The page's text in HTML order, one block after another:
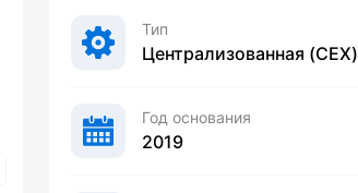
Тип
Централизованная (CEX)
Год основания
2019